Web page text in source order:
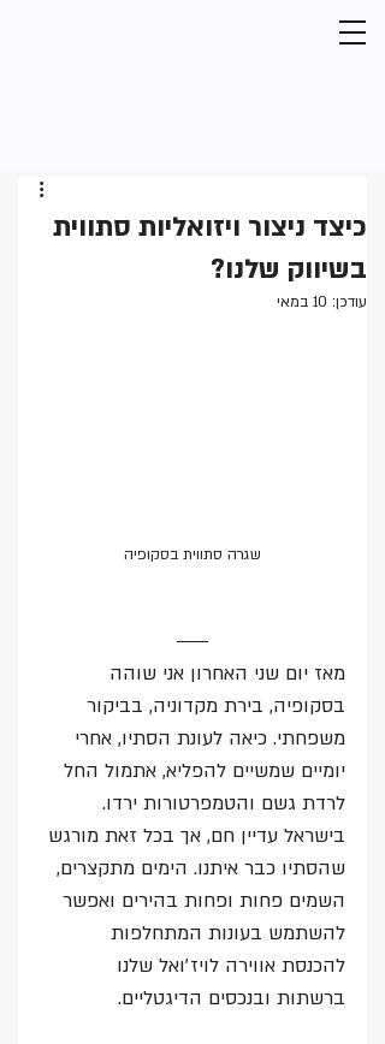
כיצד ניצור ויזואליות סתווית
בשיווק שלנו?
עודכן: 10 במאי
שגרה סתווית בסקופיה
מאז יום שני האחרון אני שוהה
בסקופיה, בירת מקדוניה, בביקור
משפחתי. כיאה לעונת הסתיו, אחרי
יומיים שמשיים להפליא, אתמול החל
לרדת גשם והטמפרטורות ירדו.
בישראל עדיין חם, אך בכל זאת מורגש
שהסתיו כבר איתנו. הימים מתקצרים,
השמים פחות ופחות בהירים ואפשר
להשתמש בעונות המתחלפות
להכנסת אווירה לויז׳ואל שלנו
ברשתות ובנכסים הדיגטליים.